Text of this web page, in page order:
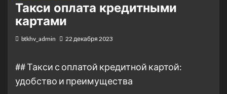
Такси оплата кредитными
картами
btkhv_admin 22 декабря 2023
## Такси с оплатой кредитной картой:
удобство и преимущества